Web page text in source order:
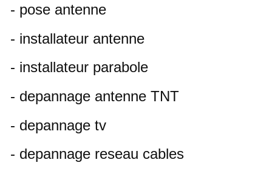
- pose antenne
- installateur antenne
- installateur parabole
- depannage antenne TNT
- depannage tv
- depannage reseau cables